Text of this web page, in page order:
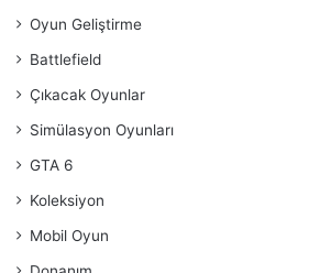
Oyun Geliştirme
Battlefield
Çıkacak Oyunlar
Simülasyon Oyunları
GTA 6
Koleksiyon
Mobil Oyun